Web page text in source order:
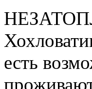
есть